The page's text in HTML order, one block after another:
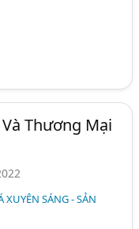
Thương Mại
SÁNG - SẢN